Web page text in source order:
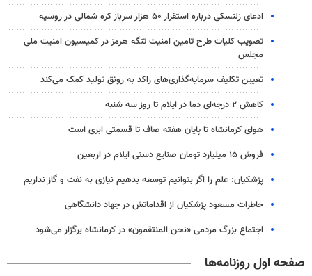
ادعای زلنسکی درباره استقرار ۵۰ هزار سرباز کره شمالی در روسیه
تصویب کلیات طرح تامین امنیت تنگه هرمز در کمیسیون امنیت ملی
مجلس
تعیین تکلیف سرمایه‌گذاری‌های راکد به رونق تولید کمک می‌کند
کاهش ۲ درجه‌ای دما در ایلام تا روز سه شنبه
هوای کرمانشاه تا پایان هفته صاف تا قسمتی ابری است
فروش ۱۵ میلیارد تومان صنایع دستی ایلام در اربعین
پزشکیان: علم را اگر بتوانیم توسعه بدهیم نیازی به نفت و گاز نداریم
خاطرات مسعود پزشکیان از اقداماتش در جهاد دانشگاهی
اجتماع بزرگ مردمی «نحن المنتقمون» در کرمانشاه برگزار می‌شود
صفحه اول روزنامه‌ها